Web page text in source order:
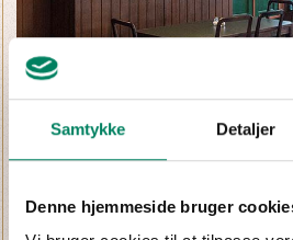
Samtykke Detaljer
Denne hjemmeside bruger